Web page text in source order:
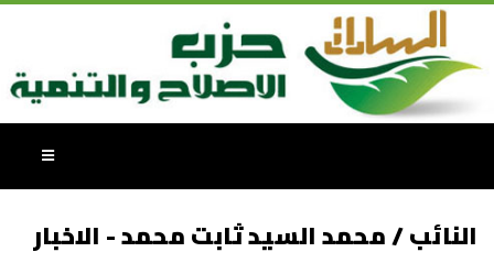
النائب / محمد السيد ثابت محمد - الاخبار